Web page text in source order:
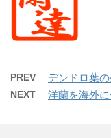
PREV デンドロ葉
NEXT 洋蘭を海外